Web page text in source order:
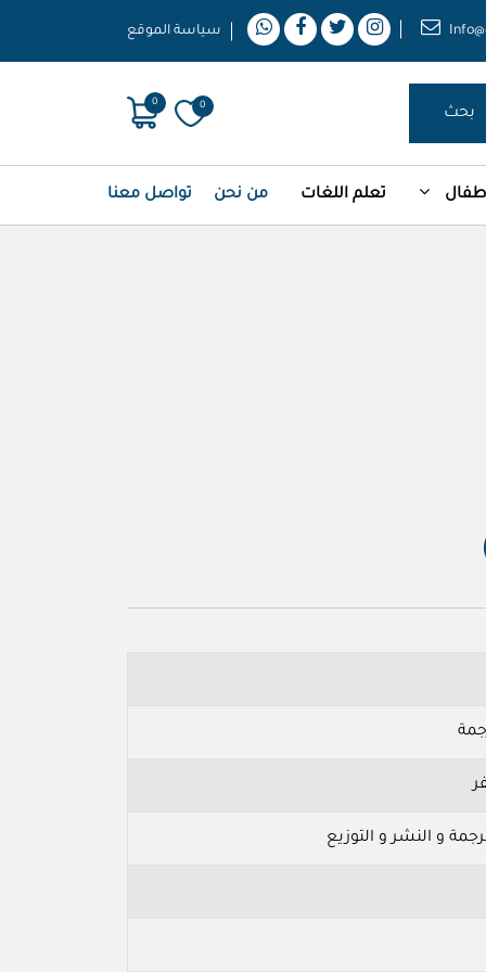
سياسة الموقع
بحث 0
0
تعلم اللغات من نحن تواصل معنا
و النشر و التوزيع